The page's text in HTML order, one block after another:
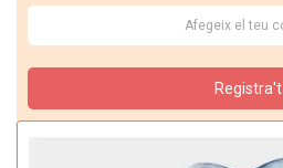
Registra't